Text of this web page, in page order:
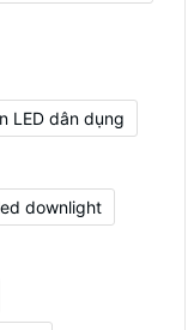
LED dân dụng
downlight